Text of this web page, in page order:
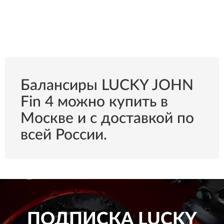
Балансиры LUCKY JOHN
Fin 4 можно купить в
Москве и с доставкой по
всей России.
ПОДПИСКАLUCKY